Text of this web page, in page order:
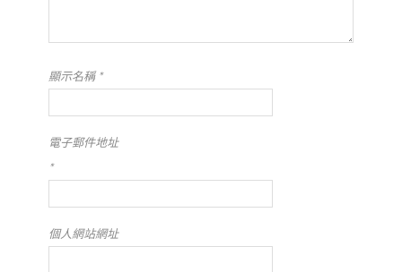
顯示名稱*
電子郵件地址
*
個人網站網址